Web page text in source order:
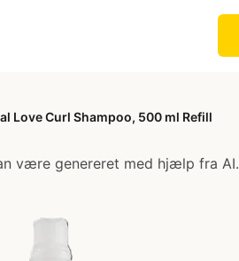
Love Curl Shampoo, 500 ml Refill
være genereret med hjælp fra AI.